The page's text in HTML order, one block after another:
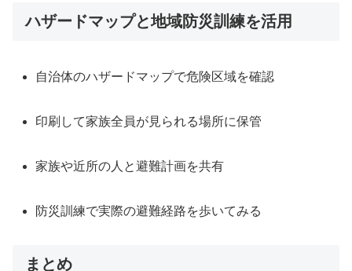
ハザードマップと地域防災訓練を活用
自治体のハザードマップで危険区域を確認
印刷して家族全員が見られる場所に保管
家族や近所の人と避難計画を共有
防災訓練で実際の避難経路を歩いてみる
まとめ